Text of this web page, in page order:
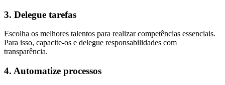
3. Delegue tarefas
Escolha os melhores talentos para realizar competências essenciais.
Para isso, capacite-os e delegue responsabilidades com
transparência.
4. Automatize processos